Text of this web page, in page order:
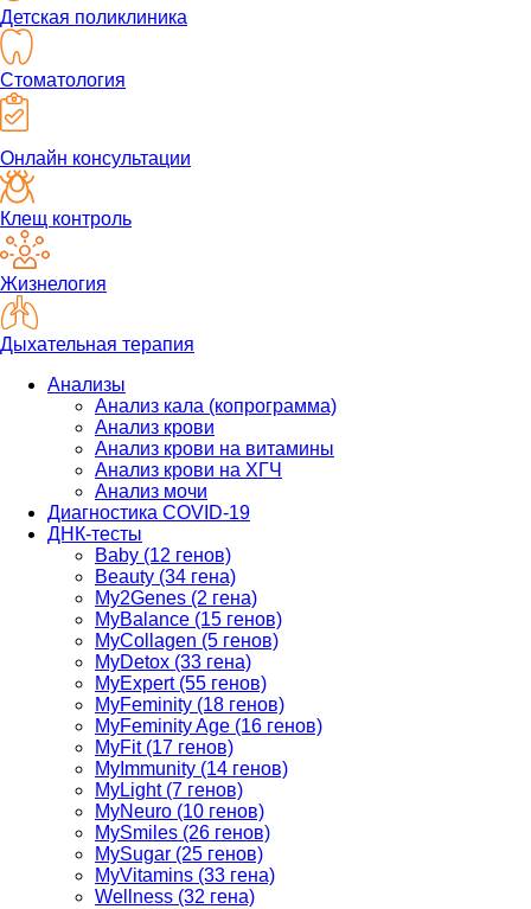
Детская поликлиника
Стоматология
Онлайн консультации
Клещ контроль
Жизнелогия
Дыхательная терапия
Анализы
Анализ кала (копрограмма)
Анализ крови
Анализ крови на витамины
Анализ крови на ХГЧ
Анализ мочи
Диагностика COVID-19
ДНК-тесты
Baby (12 генов)
Beauty (34 гена)
My2Genes (2 гена)
MyBalance (15 генов)
MyCollagen (5 генов)
MyDetox (33 гена)
MyExpert (55 генов)
MyFeminity (18 генов)
MyFeminity Age (16 генов)
MyFit (17 генов)
MyImmunity (14 генов)
MyLight (7 генов)
MyNeuro (10 генов)
MySmiles (26 генов)
MySugar (25 генов)
MyVitamins (33 гена)
Wellness (32 гена)